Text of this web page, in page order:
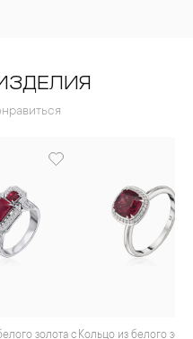
Кольцо из белого золота с